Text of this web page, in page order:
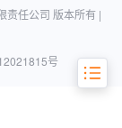
意度品牌Top5
责任公司 版本所有 |
号